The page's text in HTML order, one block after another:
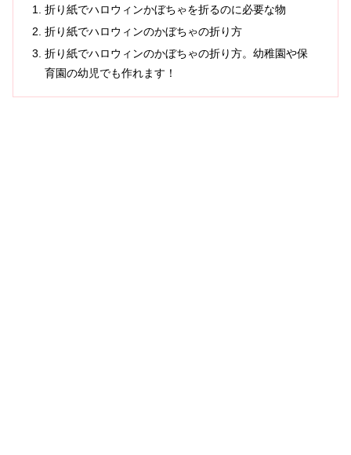
折り紙でハロウィンかぼちゃを折るのに必要な物
折り紙でハロウィンのかぼちゃの折り方
折り紙でハロウィンのかぼちゃの折り方。幼稚園や保
育園の幼児でも作れます！